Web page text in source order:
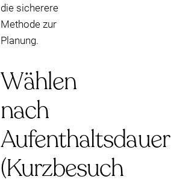
die sicherere
Methode zur
Planung.
Wählen
nach
Aufenthaltsdauer
(Kurzbesuch